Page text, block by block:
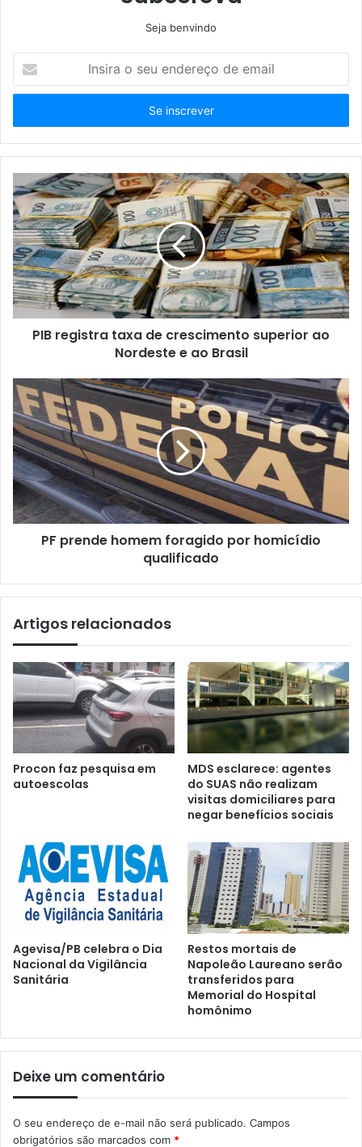
Seja benvindo
seu
de
email
PIB registra taxa de crescimento superior ao
Nordeste e ao Brasil
PF prende homem foragido por homicídio
qualificado
Artigos relacionados
Procon faz pesquisa em
autoescolas
MDS esclarece: agentes
do SUAS não realizam
visitas domiciliares para
negar benefícios sociais
Agevisa/PB celebra o Dia
Nacional da Vigilância
Sanitária
Restos mortais de
Napoleão Laureano serão
transferidos para
Memorial do Hospital
homônimo
Deixe um comentário
O seu endereço de e-mail não será publicado. Campos
obrigatórios são marcados com *